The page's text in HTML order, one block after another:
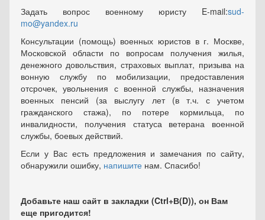
Задать вопрос военному юристу E-mail:sud-
mo@yandex.ru
Консультации (помощь) военных юристов в г. Москве,
Московской области по вопросам получения жилья,
денежного довольствия, страховых выплат, призыва на
вонную службу по мобилизации, предоставления
отсрочек, увольнения с военной службы, назначения
военных пенсий (за выслугу лет (в т.ч. с учетом
гражданского стажа), по потере кормильца, по
инвалидности, получения статуса ветерана военной
службы, боевых действий.
Если у Вас есть предложения и замечания по сайту,
обнаружили ошибку, напишите нам. Спасибо!
Добавьте наш сайт в закладки (Ctrl+В(D)), он Вам
еще пригодится!